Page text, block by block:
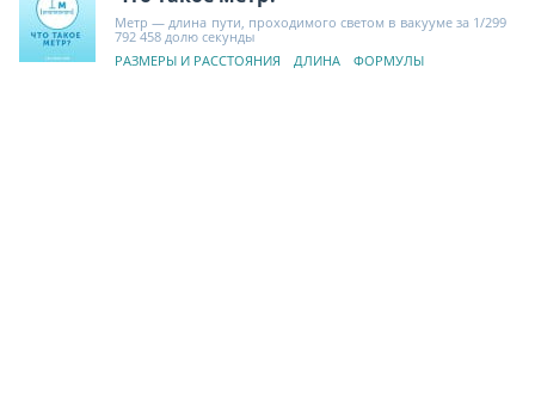
Метр — длина пути, проходимого светом в вакууме за 1/299
792 458 долю секунды
РАЗМЕРЫ И РАССТОЯНИЯ
ДЛИНА ФОРМУЛЫ